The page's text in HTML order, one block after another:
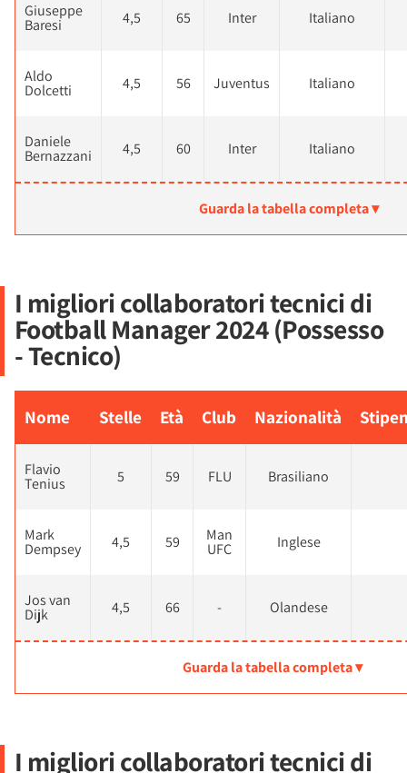
Giuseppe
Baresi 4,5 65 Inter Italiano
Aldo
Dolcetti 4,5 56 Juventus Italiano
Daniele
Bernazzani 4,5 60 Inter Italiano
Guarda la tabella completa ▾
I migliori collaboratori tecnici di
Football Manager 2024 (Possesso
- Tecnico)
Nome Stelle Età Club Nazionalità
Flavio
Tenius 5 59 FLU Brasiliano
Mark
Dempsey 4,5 59 Man
UFC Inglese
Jos van
Dijk 4,5 66 - Olandese
Guarda la tabella completa ▾
I migliori collaboratori tecnici di